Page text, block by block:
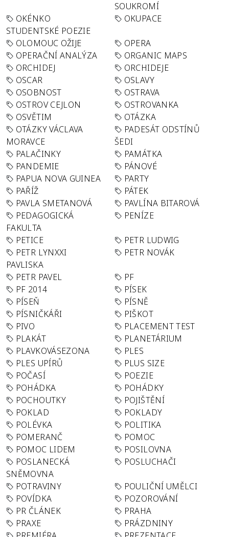
SOUKROMÍ
OKÉNKO
STUDENTSKÉ POEZIE
OKUPACE
OLOMOUC OŽIJE
OPERA
OPERAČNÍ ANALÝZA
ORGANIC MAPS
ORCHIDEJ
ORCHIDEJE
OSCAR
OSLAVY
OSOBNOST
OSTRAVA
OSTROV CEJLON
OSTROVANKA
OSVĚTIM
OTÁZKA
OTÁZKY VÁCLAVA
MORAVCE
PADESÁT ODSTÍNŮ
ŠEDI
PALAČINKY
PAMÁTKA
PANDEMIE
PÁNOVÉ
PAPUA NOVA GUINEA
PARTY
PAŘÍŽ
PÁTEK
PAVLA SMETANOVÁ
PAVLÍNA BITAROVÁ
PEDAGOGICKÁ
FAKULTA
PENÍZE
PETICE
PETR LUDWIG
PETR LYNXXI
PAVLISKA
PETR NOVÁK
PETR PAVEL
PF
PF 2014
PÍSEK
PÍSEŇ
PÍSNĚ
PÍSNIČKÁŘI
PIŠKOT
PIVO
PLACEMENT TEST
PLAKÁT
PLANETÁRIUM
PLAVKOVÁSEZONA
PLES
PLES UPÍRŮ
PLUS SIZE
POČASÍ
POEZIE
POHÁDKA
POHÁDKY
POCHOUTKY
POJIŠTĚNÍ
POKLAD
POKLADY
POLÉVKA
POLITIKA
POMERANČ
POMOC
POMOC LIDEM
POSILOVNA
POSLANECKÁ
SNĚMOVNA
POSLUCHAČI
POTRAVINY
POULIČNÍ UMĚLCI
POVÍDKA
POZOROVÁNÍ
PR ČLÁNEK
PRAHA
PRAXE
PRÁZDNINY